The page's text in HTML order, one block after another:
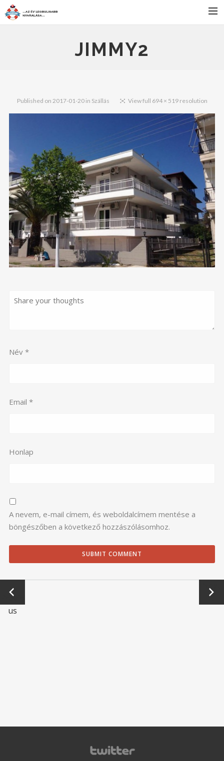
SEARCH
JIMMY2
Published on 2017-01-20in Szállás View full 694 × 519 resolution
Név *
Email *
Honlap
A nevem, e-mail címem, és weboldalcímem mentése a
böngészőben a következő hozzászólásomhoz.
←
Previo
us
Next
→